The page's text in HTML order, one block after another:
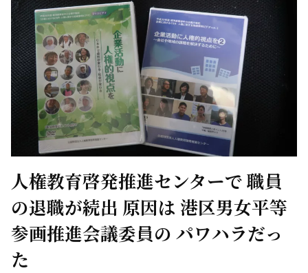
人権教育啓発推進センターで 職員
の退職が続出 原因は 港区男女平等
参画推進会議委員の パワハラだっ
た